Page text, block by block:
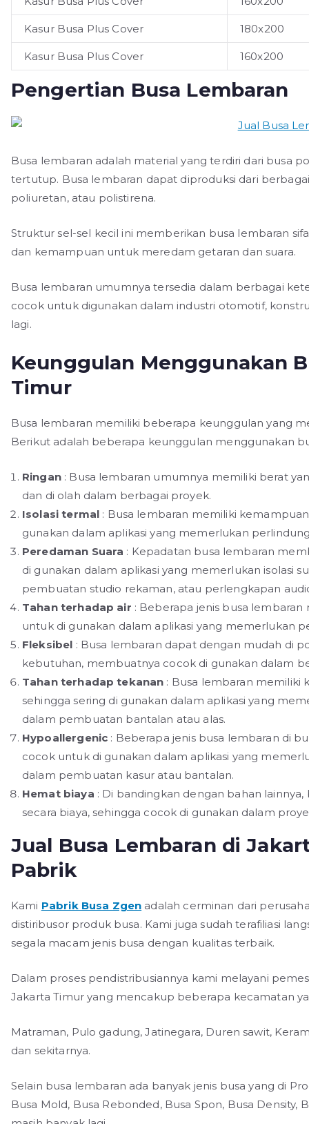
Kasur Busa Plus Cover 180x200
Kasur Busa Plus Cover 160x200
Pengertian Busa Lembaran
Busa lembaran adalah material yang terdiri dari busa
tertutup. Busa lembaran dapat diproduksi dari
poliuretan, atau polistirena.
Struktur sel-sel kecil ini memberikan busa lembaran
dan kemampuan untuk meredam getaran dan suara.
Busa lembaran umumnya tersedia dalam berbagai
cocok untuk digunakan dalam industri otomotif,
lagi.
Keunggulan Menggunakan
Timur
Busa lembaran memiliki beberapa keunggulan yang
Berikut adalah beberapa keunggulan menggunakan
Ringan: Busa lembaran umumnya memiliki berat
dan di olah dalam berbagai proyek.
Isolasi termal : Busa lembaran memiliki
gunakan dalam aplikasi yang memerlukan
Peredaman Suara : Kepadatan busa lembaran
di gunakan dalam aplikasi yang memerlukan isolasi
pembuatan studio rekaman, atau perlengkapan
Tahan terhadap air : Beberapa jenis busa
untuk di gunakan dalam aplikasi yang memerlukan
Fleksibel : Busa lembaran dapat dengan mudah di
kebutuhan, membuatnya cocok di gunakan dalam
Tahan terhadap tekanan : Busa lembaran memiliki
sehingga sering di gunakan dalam aplikasi yang
dalam pembuatan bantalan atau alas.
Hypoallergenic : Beberapa jenis busa lembaran di
cocok untuk di gunakan dalam aplikasi yang
dalam pembuatan kasur atau bantalan.
Hemat biaya : Di bandingkan dengan bahan
secara biaya, sehingga cocok di gunakan dalam
Jual Busa Lembaran di
Pabrik
Kami Pabrik Busa Zgen adalah cerminan dari
distiribusor produk busa. Kami juga sudah terafiliasi
segala macam jenis busa dengan kualitas terbaik.
Dalam proses pendistribusiannya kami melayani
Jakarta Timur yang mencakup beberapa kecamatan
Matraman, Pulo gadung, Jatinegara, Duren sawit,
dan sekitarnya.
Selain busa lembaran ada banyak jenis busa yang di
Busa Mold, Busa Rebonded, Busa Spon, Busa Density,